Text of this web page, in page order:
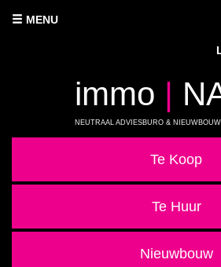
MENU
immo |
NEUTRAAL ADVIESBURO &
Te Koop
Te Huur
Nieuwbouw